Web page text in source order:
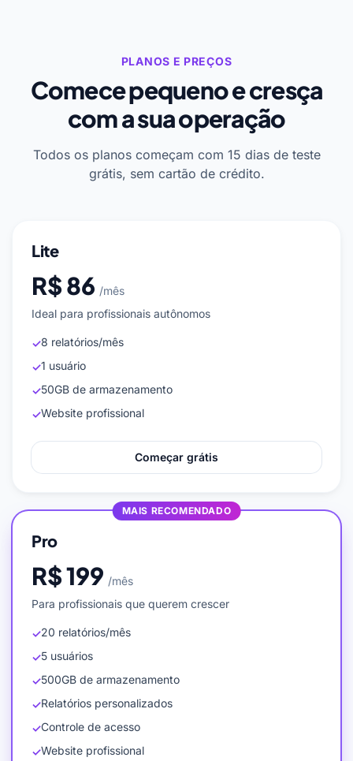
PLANOS E PREÇOS
Comece pequeno e cresça
com a sua operação
Todos os planos começam com 15 dias de teste
grátis, sem cartão de crédito.
Lite
R$ 86 /mês
Ideal para profissionais autônomos
✓8 relatórios/mês
✓1 usuário
✓50GB de armazenamento
✓Website profissional
Começar grátis
MAIS RECOMENDADO
Pro
R$ 199 /mês
Para profissionais que querem crescer
✓20 relatórios/mês
✓5 usuários
✓500GB de armazenamento
✓Relatórios personalizados
✓Controle de acesso
✓Website profissional